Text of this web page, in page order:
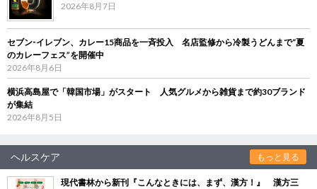
2026年8月7日
セブン‐イレブン、カレー15商品を一斉投入 名店監修から冷製うどんまで“夏
のカレーフェス”を開催中
2026年8月6日
横浜高島屋で「韓国市場」がスタート 人気グルメから雑貨まで約30ブランド
が集結
2026年8月5日
ヘルスケア もっと見る
現代書林から新刊『こんなときには、まず、漢方！』 漢方三